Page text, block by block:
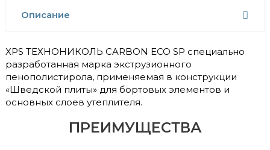
Описание
XPS ТЕХНОНИКОЛЬ CARBON ECO SP специально
разработанная марка экструзионного
пенополистирола, применяемая в конструкции
«Шведской плиты» для бортовых элементов и
основных слоев утеплителя.
ПРЕИМУЩЕСТВА